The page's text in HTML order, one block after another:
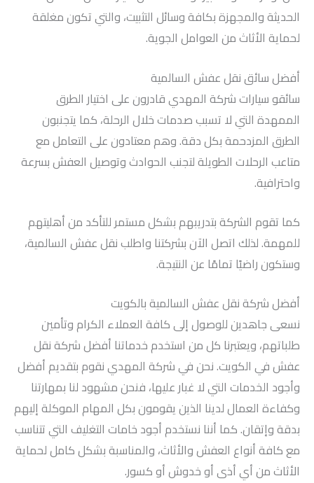
الحديثة والمجهزة بكافة وسائل التثبيت، والتي تكون مغلقة
لحماية الأثاث من العوامل الجوية.
أفضل سائق نقل عفش السالمية
سائقو سيارات شركة المهدي قادرون على اختيار الطرق
الممهدة التي لا تسبب صدمات خلال الرحلة، كما يتجنبون
الطرق المزدحمة بكل دقة. وهم معتادون على التعامل مع
متاعب الرحلات الطويلة لتجنب الحوادث وتوصيل العفش بسرعة
واحترافية.
كما تقوم الشركة بتدريبهم بشكل مستمر للتأكد من أهليتهم
للمهمة. لذلك اتصل الآن بشركتنا واطلب نقل عفش السالمية،
وستكون راضيًا تمامًا عن النتيجة.
أفضل شركة نقل عفش السالمية بالكويت
نسعى جاهدين للوصول إلى كافة العملاء الكرام وتأمين
طلباتهم، ويعتبرنا كل من استخدم خدماتنا أفضل شركة نقل
عفش في الكويت. نحن في شركة المهدي نقوم بتقديم أفضل
وأجود الخدمات التي لا غبار عليها، فنحن مشهود لنا بمهارتنا
وكفاءة العمال لدينا الذين يقومون بكل المهام الموكلة إليهم
بدقة وإتقان. كما أننا نستخدم أجود خامات التغليف التي تتناسب
مع كافة أنواع العفش والأثاث، والمناسبة بشكل كامل لحماية
الأثاث من أي أذى أو خدوش أو كسور.